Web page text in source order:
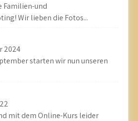
Familien-und
Wir lieben die Fotos...
2024
starten wir nun unseren
mit dem Online-Kurs leider